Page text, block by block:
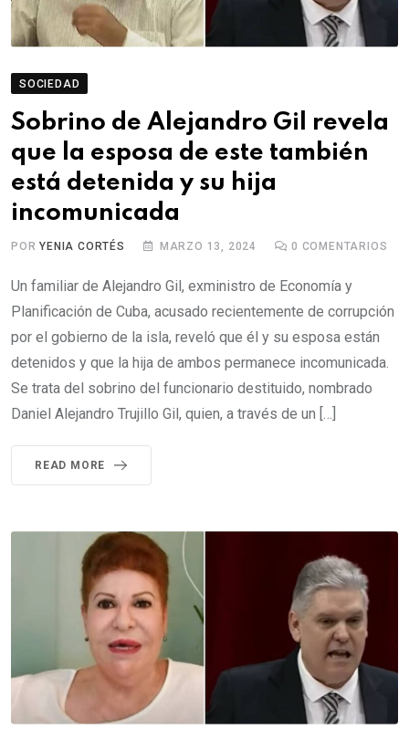
SOCIEDAD
Sobrino de Alejandro Gil revela
que la esposa de este también
está detenida y su hija
incomunicada
PORYENIA CORTÉS MARZO 13, 2024 0 COMENTARIOS
Un familiar de Alejandro Gil, exministro de Economía y
Planificación de Cuba, acusado recientemente de corrupción
por el gobierno de la isla, reveló que él y su esposa están
detenidos y que la hija de ambos permanece incomunicada.
Se trata del sobrino del funcionario destituido, nombrado
Daniel Alejandro Trujillo Gil, quien, a través de un […]
READ MORE